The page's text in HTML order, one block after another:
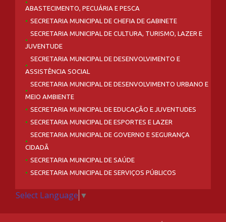
ABASTECIMENTO, PECUÁRIA E PESCA
SECRETARIA MUNICIPAL DE CHEFIA DE GABINETE
SECRETARIA MUNICIPAL DE CULTURA, TURISMO, LAZER E
JUVENTUDE
SECRETARIA MUNICIPAL DE DESENVOLVIMENTO E
ASSISTÊNCIA SOCIAL
SECRETARIA MUNICIPAL DE DESENVOLVIMENTO URBANO E
MEIO AMBIENTE
SECRETARIA MUNICIPAL DE EDUCAÇÃO E JUVENTUDES
SECRETARIA MUNICIPAL DE ESPORTES E LAZER
SECRETARIA MUNICIPAL DE GOVERNO E SEGURANÇA
CIDADÃ
SECRETARIA MUNICIPAL DE SAÚDE
SECRETARIA MUNICIPAL DE SERVIÇOS PÚBLICOS
Select Language ▼